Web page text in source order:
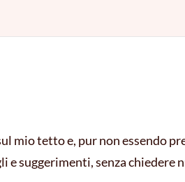
mio tetto e, pur non essendo
suggerimenti, senza chiedere